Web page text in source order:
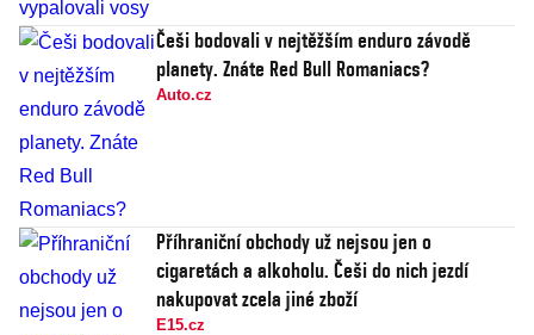
Češi bodovali v nejtěžším enduro závodě
planety. Znáte Red Bull Romaniacs?
Auto.cz
Příhraniční obchody už nejsou jen o
cigaretách a alkoholu. Češi do nich jezdí
nakupovat zcela jiné zboží
E15.cz